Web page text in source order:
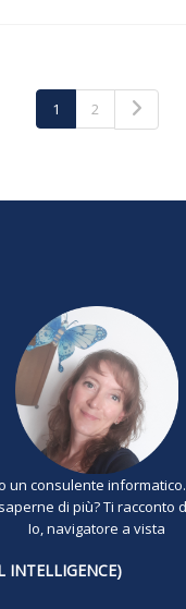
1 2
un consulente
di più? Ti racconto
Io, navigatore a vista
INTELLIGENCE)